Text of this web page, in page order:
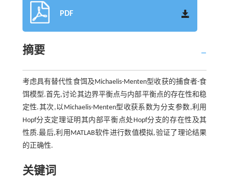
PDF
摘要
考虑具有替代性食饵及Michaelis-Menten型收获的捕食者-食
饵模型.首先,讨论其边界平衡点与内部平衡点的存在性和稳
定性.其次,以Michaelis-Menten型收获系数为分支参数,利用
Hopf分支定理证明其内部平衡点处Hopf分支的存在性及其
性质.最后,利用MATLAB软件进行数值模拟,验证了理论结果
的正确性.
关键词